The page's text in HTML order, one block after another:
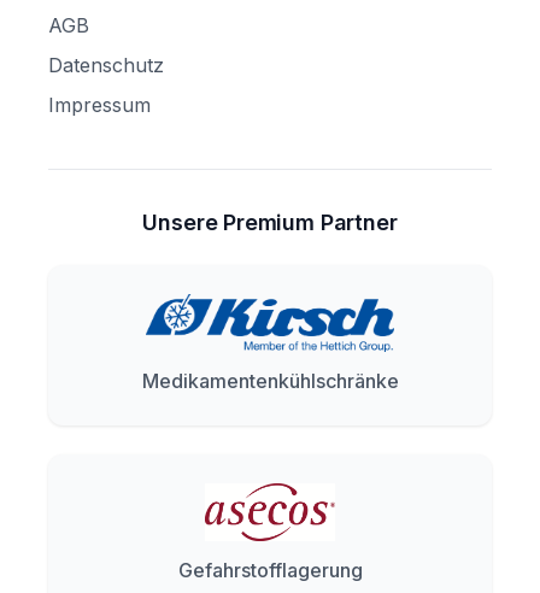
AGB
Datenschutz
Impressum
Unsere Premium Partner
Medikamentenkühlschränke
Gefahrstofflagerung